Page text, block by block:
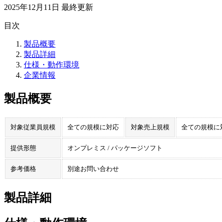
2025年12月11日 最終更新
目次
製品概要
製品詳細
仕様・動作環境
企業情報
製品概要
対象従業員規模 全ての規模に対応 対象売上規模 全ての規模に
提供形態 オンプレミス / パッケージソフト
参考価格 別途お問い合わせ
製品詳細